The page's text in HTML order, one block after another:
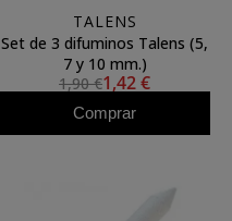
TALENS
Set de 3 difuminos Talens (5,
7 y 10 mm.)
1,90 €1,42 €
Comprar